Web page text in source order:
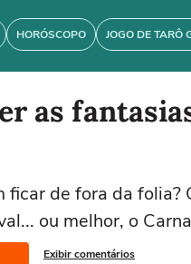
HORÓSCOPO JOGO DE TARÔ
as
ficar de fora da
ou melhor, o
Exibir comentários